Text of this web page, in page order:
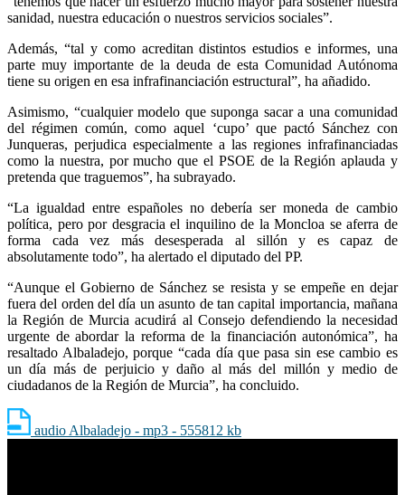
sanidad, nuestra educación o nuestros servicios sociales”.
Además, “tal y como acreditan distintos estudios e informes, una
parte muy importante de la deuda de esta Comunidad Autónoma
tiene su origen en esa infrafinanciación estructural”, ha añadido.
Asimismo, “cualquier modelo que suponga sacar a una comunidad
del régimen común, como aquel ‘cupo’ que pactó Sánchez con
Junqueras, perjudica especialmente a las regiones infrafinanciadas
como la nuestra, por mucho que el PSOE de la Región aplauda y
pretenda que traguemos”, ha subrayado.
“La igualdad entre españoles no debería ser moneda de cambio
política, pero por desgracia el inquilino de la Moncloa se aferra de
forma cada vez más desesperada al sillón y es capaz de
absolutamente todo”, ha alertado el diputado del PP.
“Aunque el Gobierno de Sánchez se resista y se empeñe en dejar
fuera del orden del día un asunto de tan capital importancia, mañana
la Región de Murcia acudirá al Consejo defendiendo la necesidad
urgente de abordar la reforma de la financiación autonómica”, ha
resaltado Albaladejo, porque “cada día que pasa sin ese cambio es
un día más de perjuicio y daño al más del millón y medio de
ciudadanos de la Región de Murcia”, ha concluido.
audio Albaladejo - mp3 - 555812 kb